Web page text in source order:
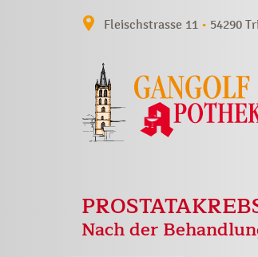
Fleischstrasse 11 • 54290
Nach der